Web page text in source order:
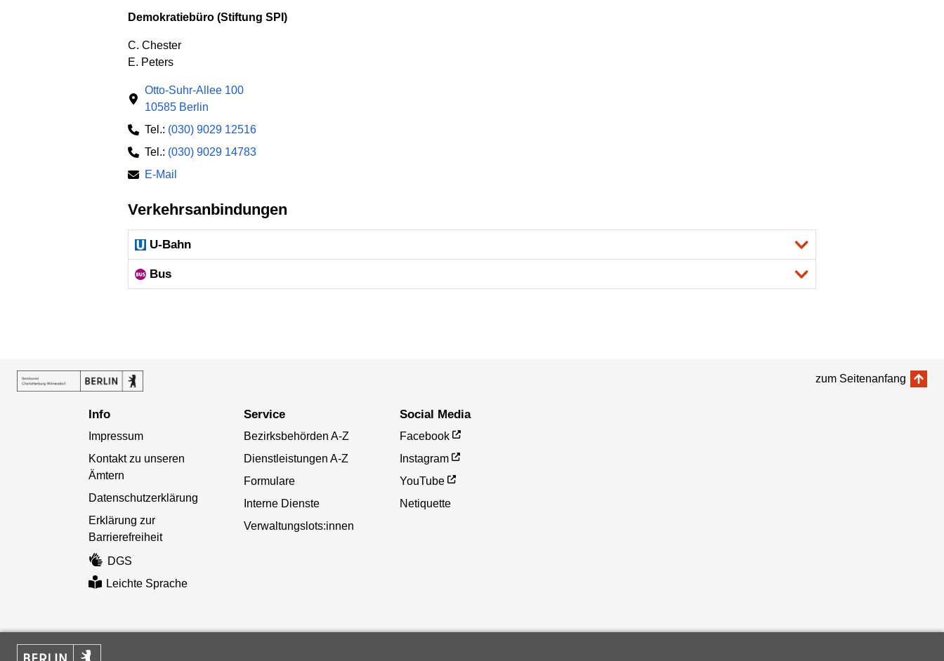
Demokratiebüro (Stiftung SPI)
C. Chester
E. Peters
Otto-Suhr-Allee 100
10585 Berlin
Tel.: (030) 9029 12516
Tel.: (030) 9029 14783
E-Mail
Verkehrsanbindungen
U-Bahn
Bus
zum Seitenanfang
Info
Impressum
Kontakt zu unseren
Ämtern
Datenschutzerklärung
Erklärung zur
Barrierefreiheit
DGS
Leichte Sprache
Service
Bezirksbehörden A-Z
Dienstleistungen A-Z
Formulare
Interne Dienste
Verwaltungslots:innen
Social Media
Facebook
Instagram
YouTube
Netiquette